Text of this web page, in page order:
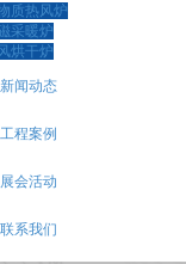
质热风炉
采暖炉
烘干炉
新闻动态
工程案例
展会活动
联系我们